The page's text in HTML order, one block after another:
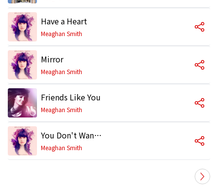
Have a Heart
Meaghan Smith
Mirror
Meaghan Smith
Friends Like You
Meaghan Smith
You Don't Wanna Love Me
Meaghan Smith